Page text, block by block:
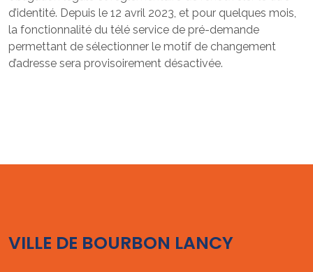
d’identité. Depuis le 12 avril 2023, et pour quelques mois,
la fonctionnalité du télé service de pré-demande
permettant de sélectionner le motif de changement
d’adresse sera provisoirement désactivée.
VILLE DE BOURBON LANCY